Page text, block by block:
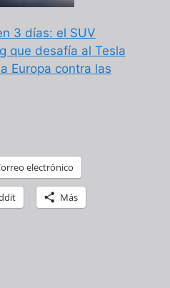
3 días: el SUV
que desafía al Tesla
Europa contra las
electrónico
Más